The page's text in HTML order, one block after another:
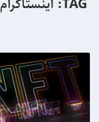
TAG: اینستاگرام